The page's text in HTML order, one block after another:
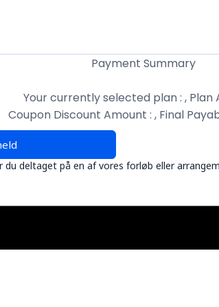
Payment Summary
Your currently selected plan :, Plan
Coupon Discount Amount :, Final
du deltaget på en af vores forløb eller